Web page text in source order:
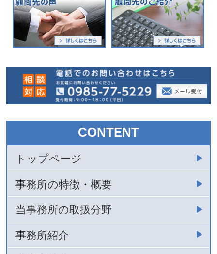
CONTENT
トップページ
事務所の特徴・概要
当事務所の取扱分野
事務所紹介